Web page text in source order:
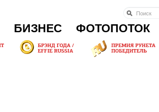
БИЗНЕС ФОТОПОТОК